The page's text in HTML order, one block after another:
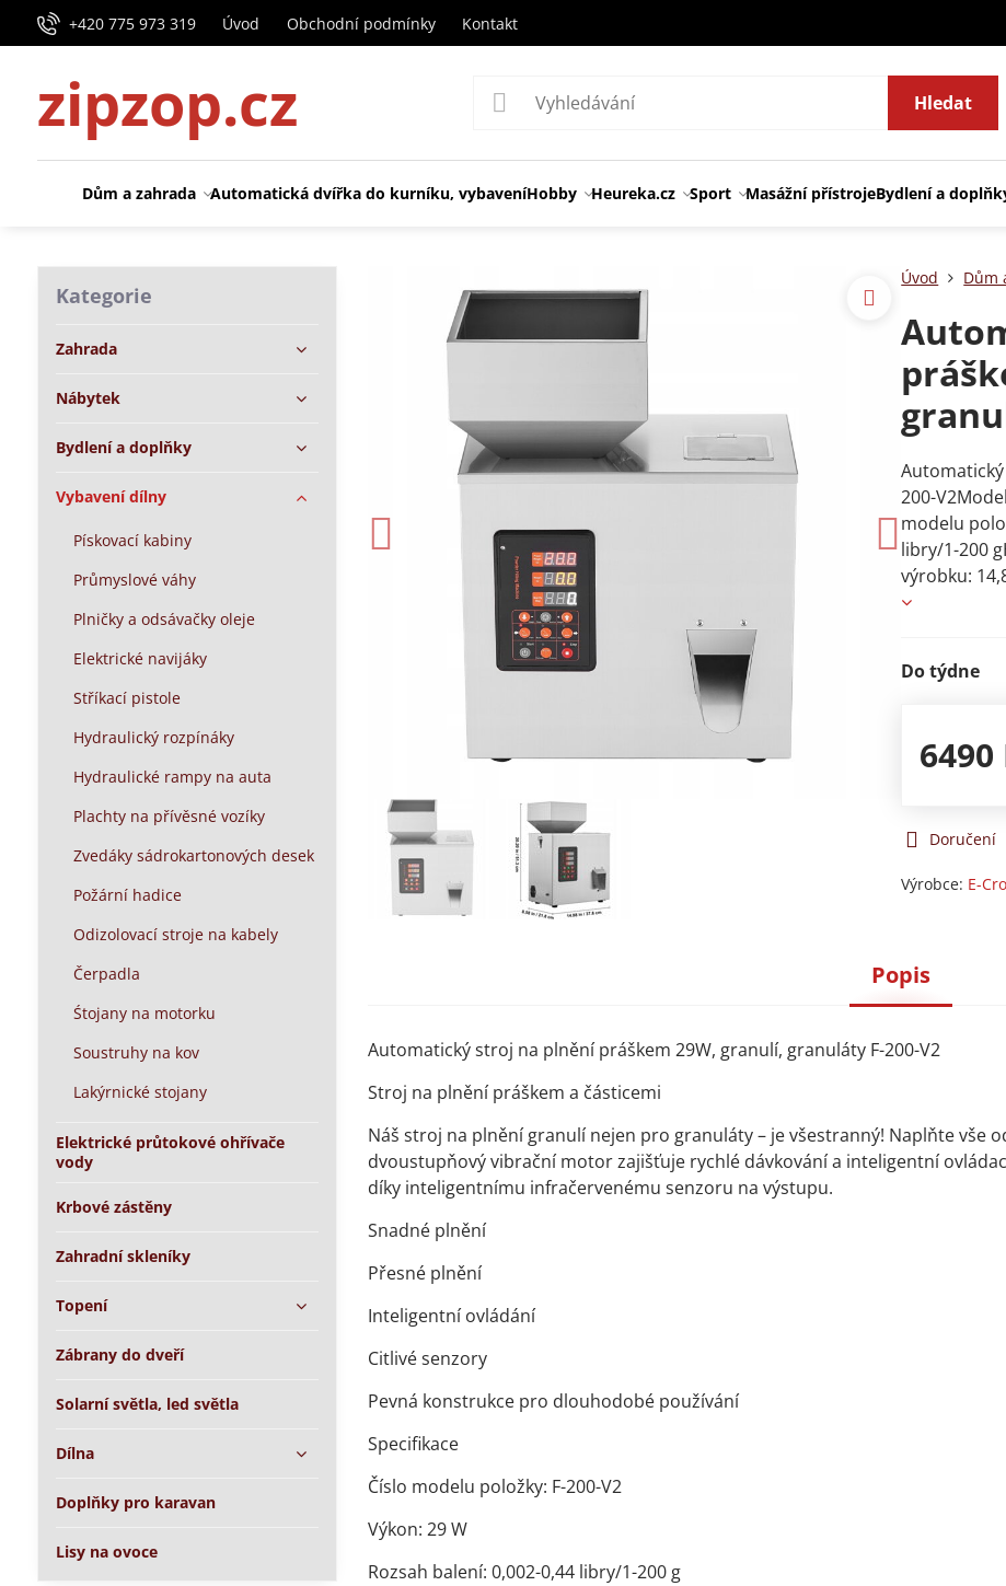
+420 775 973 319 Úvod Obchodní podmínky Kontakt
zipzop.cz Hledat
Dům a zahrada Automatická dvířka do kurníku, vybaveníHobby Heureka.cz Sport Masážní přístrojeBydlení a
Úvod Dům
200-
modelu
libry/1-200
výrobku:
Do týdne
6490
Doručení
Výrobce: E-
Popis
Automatický stroj na plnění práškem 29W, granulí, granuláty F-200-V2
Stroj na plnění práškem a částicemi
Náš stroj na plnění granulí nejen pro granuláty – je všestranný! Naplňte vše
dvoustupňový vibrační motor zajišťuje rychlé dávkování a inteligentní
díky inteligentnímu infračervenému senzoru na výstupu.
Snadné plnění
Přesné plnění
Inteligentní ovládání
Citlivé senzory
Pevná konstrukce pro dlouhodobé používání
Specifikace
Číslo modelu položky: F-200-V2
Výkon: 29 W
Rozsah balení: 0,002-0,44 libry/1-200 g
Kategorie
Zahrada
Nábytek
Bydlení a doplňky
Vybavení dílny
Pískovací kabiny
Průmyslové váhy
Plničky a odsávačky oleje
Elektrické navijáky
Stříkací pistole
Hydraulický rozpínáky
Hydraulické rampy na auta
Plachty na přívěsné vozíky
Zvedáky sádrokartonových desek
Požární hadice
Odizolovací stroje na kabely
Čerpadla
Śtojany na motorku
Soustruhy na kov
Lakýrnické stojany
Elektrické průtokové ohřívače
vody
Krbové zástěny
Zahradní skleníky
Topení
Zábrany do dveří
Solarní světla, led světla
Dílna
Doplňky pro karavan
Lisy na ovoce